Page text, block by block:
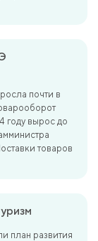
почти в
году вырос до
товаров
план развития